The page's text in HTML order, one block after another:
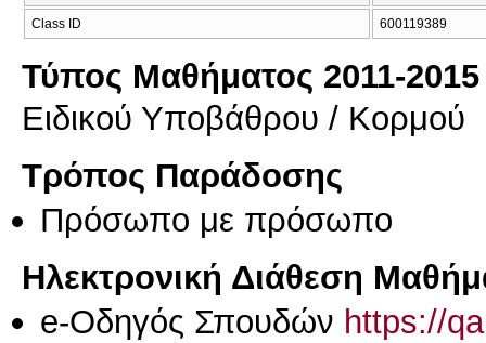
Class ID 600119389
Τύπος Μαθήματος 2011-2015
Ειδικού Υποβάθρου / Κορμού
Τρόπος Παράδοσης
Πρόσωπο με πρόσωπο
Ηλεκτρονική Διάθεση
e-Οδηγός Σπουδών https://